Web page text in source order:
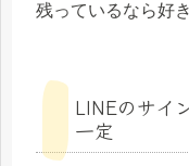
残っているなら好
LINEのサイ
一定